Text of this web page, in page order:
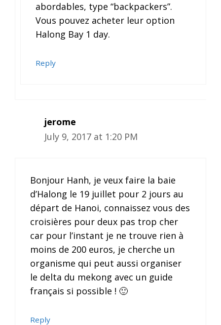
abordables, type “backpackers”.
Vous pouvez acheter leur option
Halong Bay 1 day.
Reply
jerome
July 9, 2017 at 1:20 PM
Bonjour Hanh, je veux faire la baie
d’Halong le 19 juillet pour 2 jours au
départ de Hanoi, connaissez vous des
croisières pour deux pas trop cher
car pour l’instant je ne trouve rien à
moins de 200 euros, je cherche un
organisme qui peut aussi organiser
le delta du mekong avec un guide
français si possible ! 🙂
Reply